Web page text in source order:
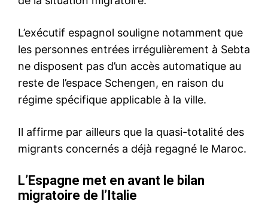
Mon compte
Guerre en Iran : Mise en
place d’une cellule de crise
Moyen-Orient
1 March 2026
In "Moyen-Orient"
Trump prépare un sommet
avec les dirigeants arabes à
Gaza
22 September 2025
In "USA"